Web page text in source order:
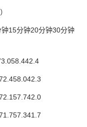
钟15分钟20分钟30分钟
58.442.4
58.042.3
57.742.0
57.341.7